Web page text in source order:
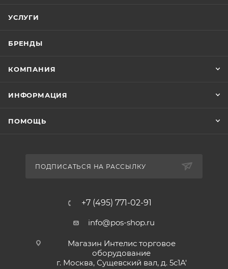
УСЛУГИ
БРЕНДЫ
КОМПАНИЯ
ИНФОРМАЦИЯ
ПОМОЩЬ
ПОДПИСАТЬСЯ НА РАССЫЛКУ
+7 (495) 771-02-91
info@pos-shop.ru
Магазин Интелис торговое
оборудование
г. Москва, Сущевский вал, д. 5с1А'